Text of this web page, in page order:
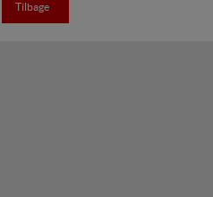
Tilbage
registrerer, hvad
vise indhold, som kan